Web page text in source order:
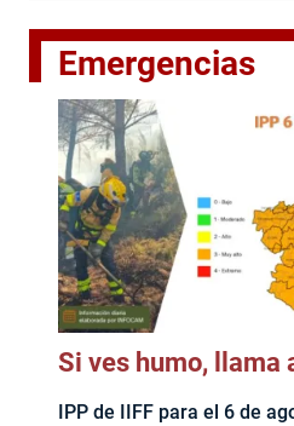
Emergencias
Si ves humo, llama
IPP de IIFF para el 6 de